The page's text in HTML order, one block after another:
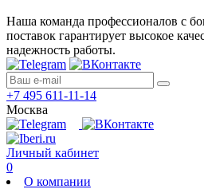
Наша команда профессионалов с
поставок гарантирует высокое
надежность работы.
+7 495 611-11-14
Москва
Личный кабинет
0
О компании